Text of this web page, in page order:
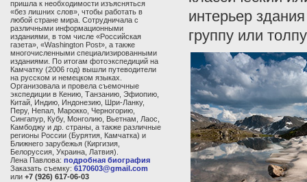
пришла к необходимости изъясняться
«без лишних слов», чтобы работать в
любой стране мира. Сотрудничала с
различными информационными
изданиями, в том числе «Российская
газета», «Washington Post», а также
многочисленными специализированными
изданиями. По итогам фотоэкспедиций на
Камчатку (2006 год) вышли путеводители
на русском и немецком языках.
Организовала и провела съемочные
экспедиции в Кению, Танзанию, Эфиопию,
Китай, Индию, Индонезию, Шри-Ланку,
Перу, Непал, Марокко, Черногорию,
Сингапур, Кубу, Монголию, Вьетнам, Лаос,
Камбоджу и др. страны, а также различные
регионы России (Бурятия, Камчатка) и
Ближнего зарубежья (Киргизия,
Белоруссия, Украина, Латвия).
Лена Павлова: подробная биография
Заказать съемку: 6170603@gmail.com
или +7 (926) 617-06-03
интерьер
группу или